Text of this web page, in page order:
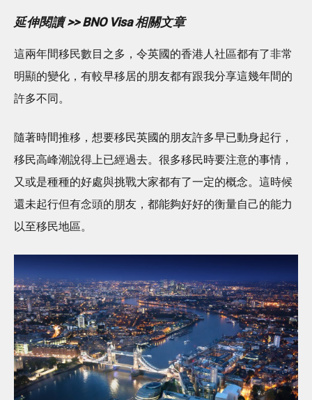
延伸閱讀 >> BNO Visa 相關文章
這兩年間移民數目之多，令英國的香港人社區都有了非常
明顯的變化，有較早移居的朋友都有跟我分享這幾年間的
許多不同。
隨著時間推移，想要移民英國的朋友許多早已動身起行，
移民高峰潮說得上已經過去。很多移民時要注意的事情，
又或是種種的好處與挑戰大家都有了一定的概念。這時候
還未起行但有念頭的朋友，都能夠好好的衡量自己的能力
以至移民地區。